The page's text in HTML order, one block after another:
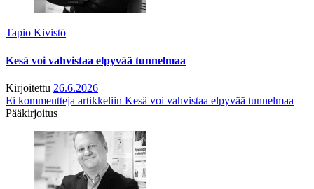
Tapio Kivistö
Kesä voi vahvistaa elpyvää tunnelmaa
Kirjoitettu 26.6.2026
Ei kommentteja artikkeliin Kesä voi vahvistaa elpyvää tunnelmaa
Pääkirjoitus